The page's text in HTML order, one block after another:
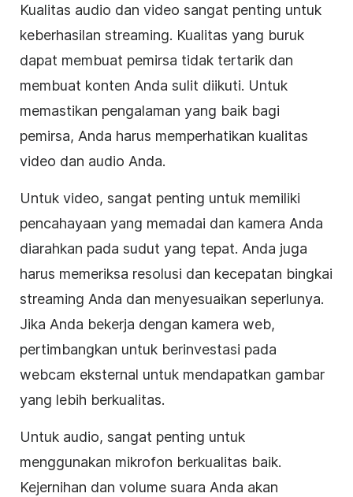
Kualitas audio dan video sangat penting untuk
keberhasilan streaming. Kualitas yang buruk
dapat membuat pemirsa tidak tertarik dan
membuat konten Anda sulit diikuti. Untuk
memastikan pengalaman yang baik bagi
pemirsa, Anda harus memperhatikan kualitas
video dan audio Anda.
Untuk video, sangat penting untuk memiliki
pencahayaan yang memadai dan kamera Anda
diarahkan pada sudut yang tepat. Anda juga
harus memeriksa resolusi dan kecepatan bingkai
streaming Anda dan menyesuaikan seperlunya.
Jika Anda bekerja dengan kamera web,
pertimbangkan untuk berinvestasi pada
webcam eksternal untuk mendapatkan gambar
yang lebih berkualitas.
Untuk audio, sangat penting untuk
menggunakan mikrofon berkualitas baik.
Kejernihan dan volume suara Anda akan